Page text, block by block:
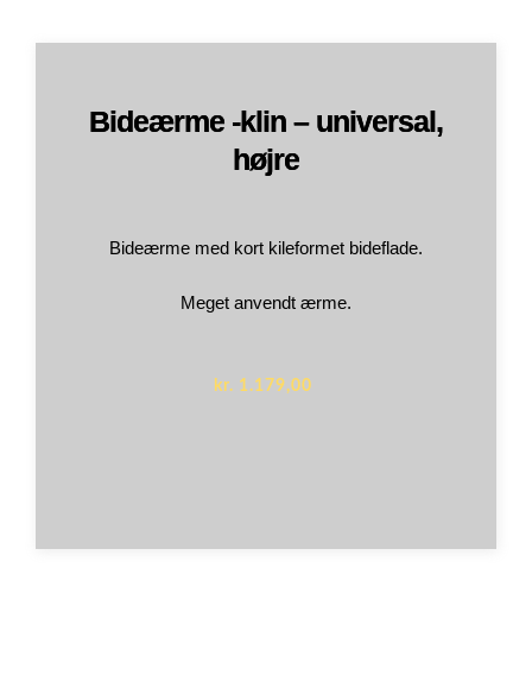
Bideærme -klin – universal,
højre
Bideærme med kort kileformet bideflade.
Meget anvendt ærme.
kr. 1.179,00